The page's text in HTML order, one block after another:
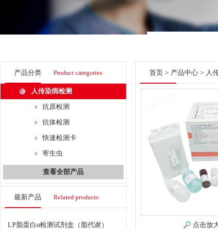
产品分类 Product categories
人传染病检测
抗原检测
抗体检测
快速检测卡
寄生虫
查看全部产品
最新产品 Related products
LP脂蛋白α检测试剂盒（脂代谢）
首页 > 产品中心 > 人
点击放